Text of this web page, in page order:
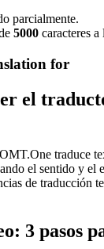
parcialmente.
5000 caracteres a
for
el
traduce
el sentido y el
de traducción
3 pasos